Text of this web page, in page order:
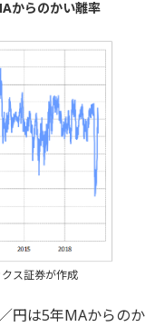
からのかい離率
ス証券が作成
円は5年MAからのか